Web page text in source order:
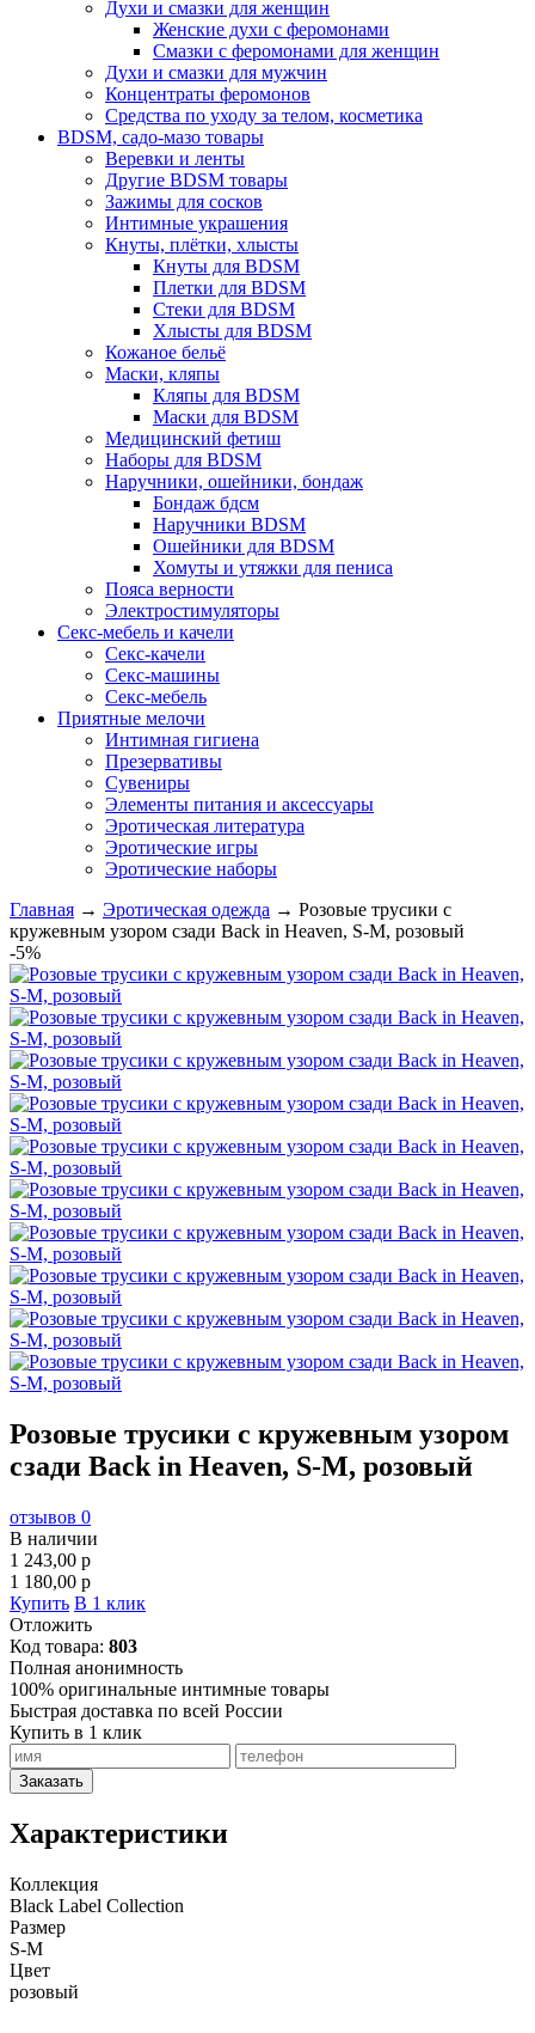
Духи и смазки для женщин
Женские духи с феромонами
Смазки с феромонами для женщин
Духи и смазки для мужчин
Концентраты феромонов
Средства по уходу за телом, косметика
BDSM, садо-мазо товары
Веревки и ленты
Другие BDSM товары
Зажимы для сосков
Интимные украшения
Кнуты, плётки, хлысты
Кнуты для BDSM
Плетки для BDSM
Стеки для BDSM
Хлысты для BDSM
Кожаное бельё
Маски, кляпы
Кляпы для BDSM
Маски для BDSM
Медицинский фетиш
Наборы для BDSM
Наручники, ошейники, бондаж
Бондаж бдсм
Наручники BDSM
Ошейники для BDSM
Хомуты и утяжки для пениса
Пояса верности
Электростимуляторы
Секс-мебель и качели
Секс-качели
Секс-машины
Секс-мебель
Приятные мелочи
Интимная гигиена
Презервативы
Сувениры
Элементы питания и аксессуары
Эротическая литература
Эротические игры
Эротические наборы
Главная → Эротическая одежда → Розовые трусики с
кружевным узором сзади Back in Heaven, S-M, розовый
-5%
Розовые трусики с кружевным узором
сзади Back in Heaven, S-M, розовый
отзывов 0
В наличии
1 243,00 p
1 180,00 p
Купить В 1 клик
Отложить
Код товара: 803
Полная анонимность
100% оригинальные интимные товары
Быстрая доставка по всей России
Купить в 1 клик
Заказать
Характеристики
Коллекция
Black Label Collection
Размер
S-M
Цвет
розовый